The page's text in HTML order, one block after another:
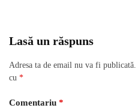
Lasă un răspuns
Adresa ta de email nu va fi publicată.
cu *
Comentariu *